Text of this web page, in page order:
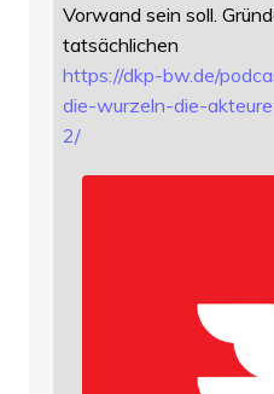
Vorwand sein soll.
tatsächlichen
https://dkp-bw.de/
die-wurzeln-die-
2/